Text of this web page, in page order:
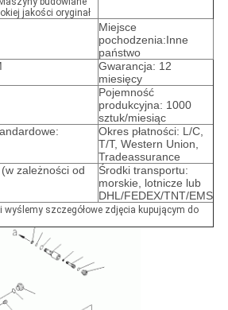
jakości oryginał
Miejsce
pochodzenia:Inne
państwo
Gwarancja: 12
miesięcy
Pojemność
produkcyjna: 1000
sztuk/miesiąc
Okres płatności: L/C,
T/T, Western Union,
Tradeassurance
zależności od
Środki transportu:
morskie, lotnicze lub
DHL/FEDEX/TNT/EMS
wyślemy szczegółowe zdjęcia kupującym do